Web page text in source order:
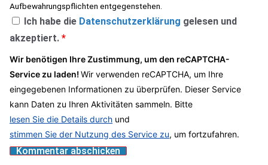
Aufbewahrungspflichten entgegenstehen.
Ich habe die Datenschutzerklärung gelesen und
akzeptiert. *
Wir benötigen Ihre Zustimmung, um den reCAPTCHA-
Service zu laden!Wir verwenden reCAPTCHA, um Ihre
eingegebenen Informationen zu überprüfen. Dieser Service
kann Daten zu Ihren Aktivitäten sammeln. Bitte
lesen Sie die Details durch und
stimmen Sie der Nutzung des Service zu, um fortzufahren.